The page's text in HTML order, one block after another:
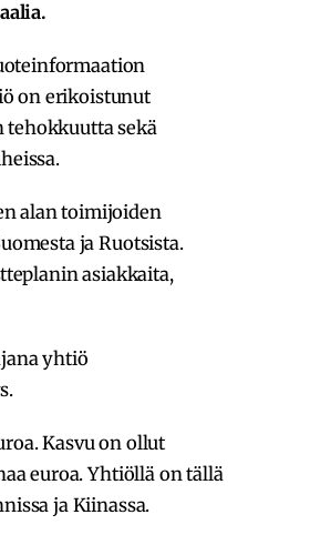
on erikoistunut
sekä
alan toimijoiden
ja Ruotsista.
asiakkaita,
yhtiö
Kasvu on ollut
euroa. Yhtiöllä on tällä
ja Kiinassa.